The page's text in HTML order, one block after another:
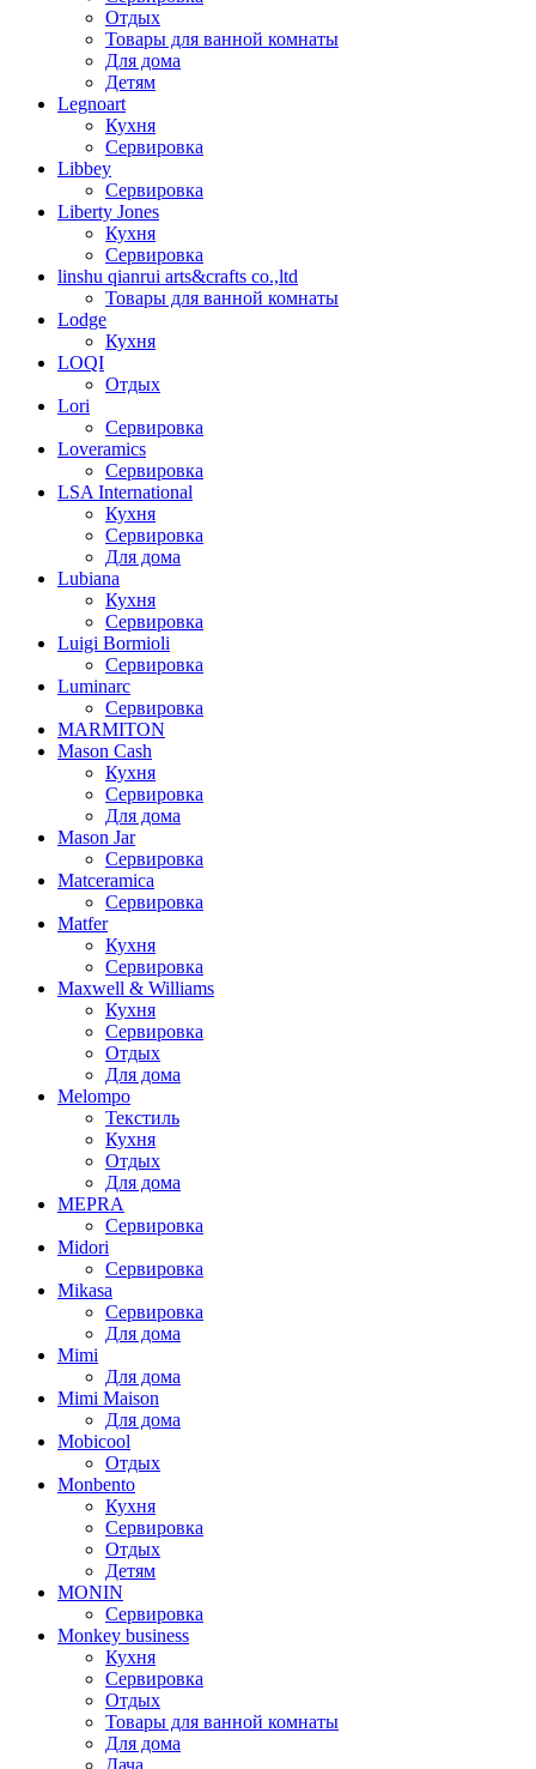
Отдых
Товары для ванной комнаты
Для дома
Детям
Legnoart
Кухня
Сервировка
Libbey
Сервировка
Liberty Jones
Кухня
Сервировка
linshu qianrui arts&crafts co.,ltd
Товары для ванной комнаты
Lodge
Кухня
LOQI
Отдых
Lori
Сервировка
Loveramics
Сервировка
LSA International
Кухня
Сервировка
Для дома
Lubiana
Кухня
Сервировка
Luigi Bormioli
Сервировка
Luminarc
Сервировка
MARMITON
Mason Cash
Кухня
Сервировка
Для дома
Mason Jar
Сервировка
Matceramica
Сервировка
Matfer
Кухня
Сервировка
Maxwell & Williams
Кухня
Сервировка
Отдых
Для дома
Melompo
Текстиль
Кухня
Отдых
Для дома
MEPRA
Сервировка
Midori
Сервировка
Mikasa
Сервировка
Для дома
Mimi
Для дома
Mimi Maison
Для дома
Mobicool
Отдых
Monbento
Кухня
Сервировка
Отдых
Детям
MONIN
Сервировка
Monkey business
Кухня
Сервировка
Отдых
Товары для ванной комнаты
Для дома